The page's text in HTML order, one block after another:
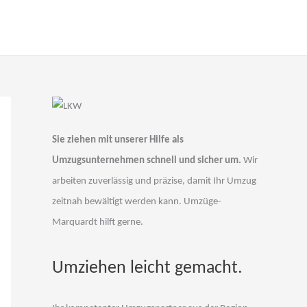
Sie ziehen mit unserer Hilfe als
Umzugsunternehmen schnell und sicher um. Wir
arbeiten zuverlässig und präzise, damit Ihr Umzug
zeitnah bewältigt werden kann. Umzüge-
Marquardt hilft gerne.
Umziehen leicht gemacht.